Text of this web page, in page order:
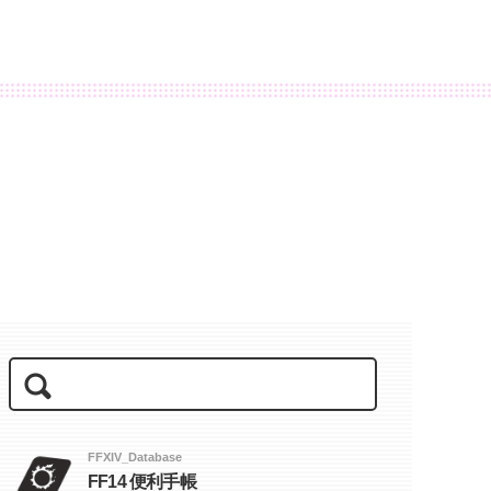
FFXIV_Database
FF14 便利手帳